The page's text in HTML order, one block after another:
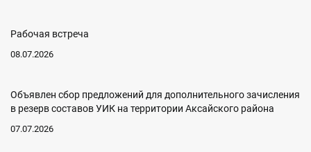
Рабочая встреча
08.07.2026
Объявлен сбор предложений для дополнительного зачисления
в резерв составов УИК на территории Аксайского района
07.07.2026